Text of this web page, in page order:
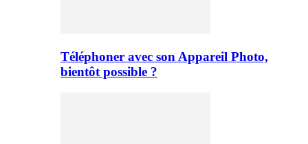
Téléphoner avec son Appareil Photo,
bientôt possible ?